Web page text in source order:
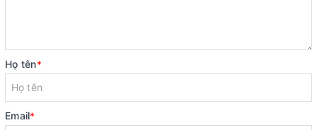
Họ tên*
Email*